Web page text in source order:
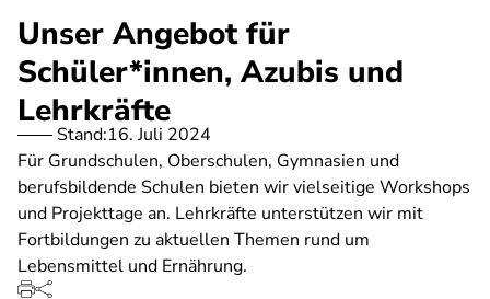
Unser Angebot für
Schüler*innen, Azubis und
Lehrkräfte
Stand:16. Juli 2024
Für Grundschulen, Oberschulen, Gymnasien und
berufsbildende Schulen bieten wir vielseitige Workshops
und Projekttage an. Lehrkräfte unterstützen wir mit
Fortbildungen zu aktuellen Themen rund um
Lebensmittel und Ernährung.